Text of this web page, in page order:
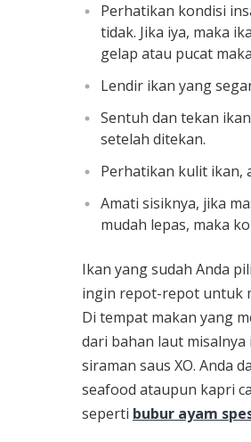
Perhatikan kondisi
tidak. Jika iya, maka
gelap atau pucat
Lendir ikan yang
Sentuh dan tekan
setelah ditekan.
Perhatikan kulit ikan,
Amati sisiknya, jika
mudah lepas, maka
Ikan yang sudah Anda
ingin repot-repot untuk
Di tempat makan yang
dari bahan laut
siraman saus XO. Anda
seafood ataupun kapri
seperti bubur ayam